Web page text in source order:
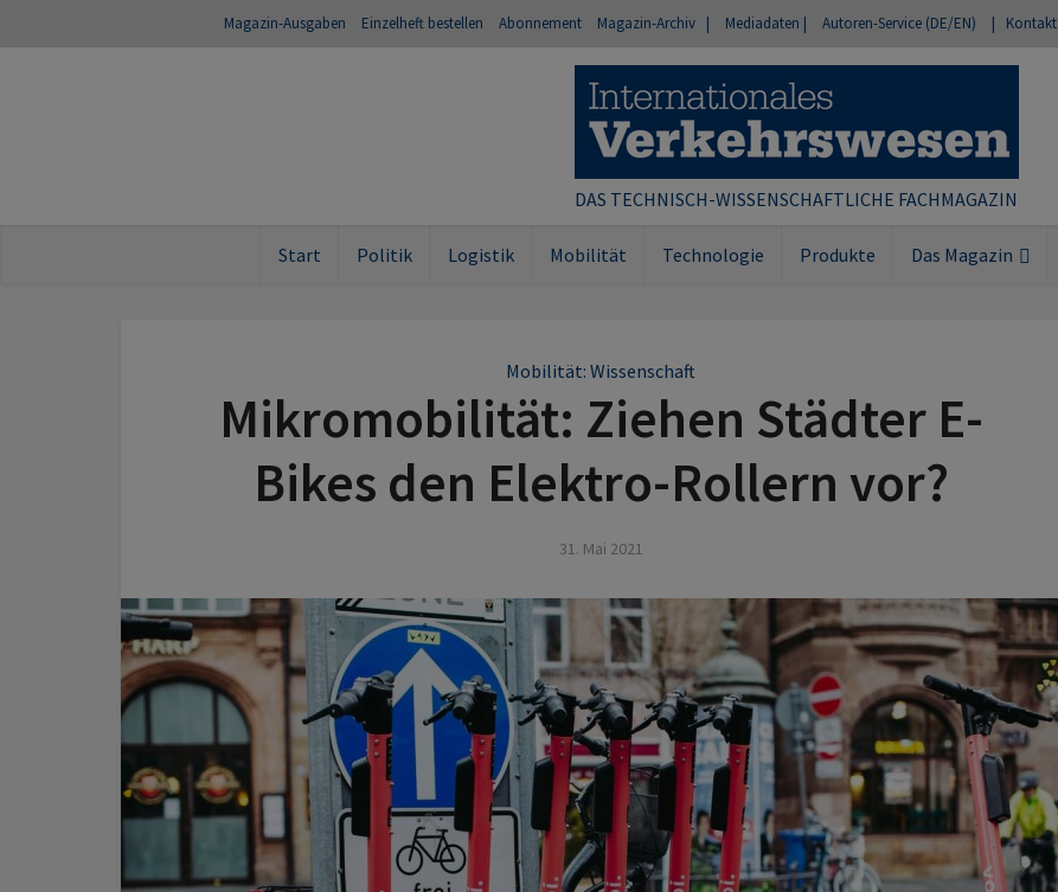
Magazin-Ausgaben Einzelheft bestellen Abonnement Magazin-Archiv | Mediadaten | Autoren-Service (DE/EN) | Kontakt
DAS TECHNISCH-WISSENSCHAFTLICHE FACHMAGAZIN
Start Politik Logistik Mobilität Technologie Produkte Das Magazin
Mobilität: Wissenschaft
Mikromobilität: Ziehen Städter E-
Bikes den Elektro-Rollern vor?
31. Mai 2021